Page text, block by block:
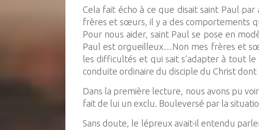
Cela fait écho à ce que disait saint Paul
frères et sœurs, il y a des comportements
Pour nous aider, saint Paul se pose en
Paul est orgueilleux…Non mes frères et
les difficultés et qui sait s’adapter à tout
conduite ordinaire du disciple du Christ
Dans la première lecture, nous avons pu
fait de lui un exclu. Bouleversé par la
Sans doute, le lépreux avait-il entendu